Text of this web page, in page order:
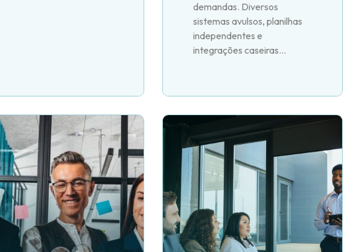
demandas. Diversos
sistemas avulsos, planilhas
independentes e
integrações caseiras...